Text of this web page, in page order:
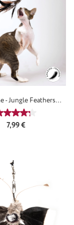
2.75 von 5 Sternen
- Jungle Feathers
Durchschnittliche
Regulärer Preis:
7,99 €